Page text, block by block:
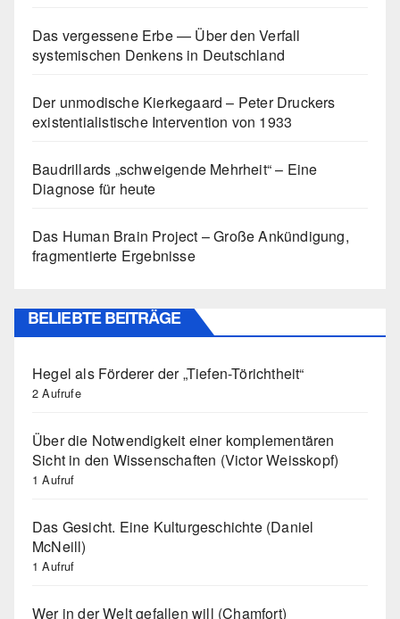
Das vergessene Erbe — Über den Verfall
systemischen Denkens in Deutschland
Der unmodische Kierkegaard – Peter Druckers
existentialistische Intervention von 1933
Baudrillards „schweigende Mehrheit“ – Eine
Diagnose für heute
Das Human Brain Project – Große Ankündigung,
fragmentierte Ergebnisse
BELIEBTE BEITRÄGE
Hegel als Förderer der „Tiefen-Törichtheit“
2 Aufrufe
Über die Notwendigkeit einer komplementären
Sicht in den Wissenschaften (Victor Weisskopf)
1 Aufruf
Das Gesicht. Eine Kulturgeschichte (Daniel
McNeill)
1 Aufruf
Wer in der Welt gefallen will (Chamfort)